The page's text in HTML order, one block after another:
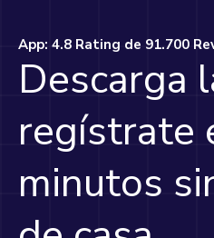
App: 4.8 Rating de 91.700
Descarga
regístrate
minutos